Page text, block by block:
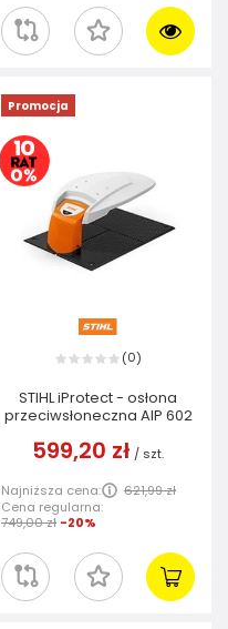
Promocja
(0)
STIHL iProtect - osłona
przeciwsłoneczna AIP 602
599,20 zł / szt.
Najniższa cena:
621,99 zł
Cena regularna:
749,00 zł -20%